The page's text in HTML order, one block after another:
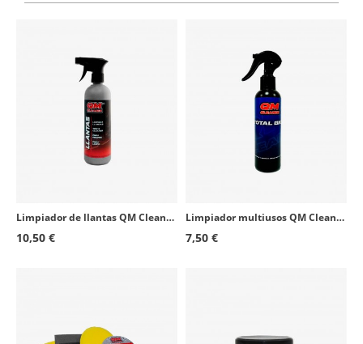
Limpiador de llantas QM Cleaner 500ml
10,50 €
Limpiador multiusos QM Cleaner Total Bike 200ml
7,50 €